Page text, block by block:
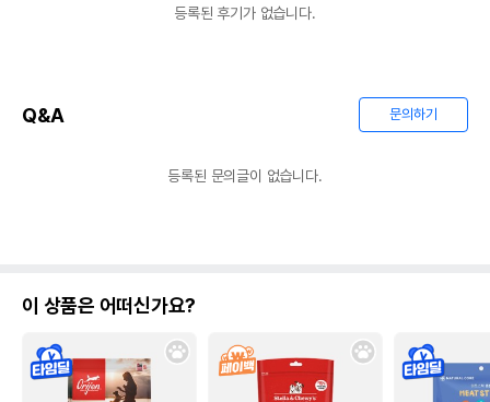
등록된 후기가 없습니다.
Q&A 문의하기
등록된 문의글이 없습니다.
이 상품은 어떠신가요?